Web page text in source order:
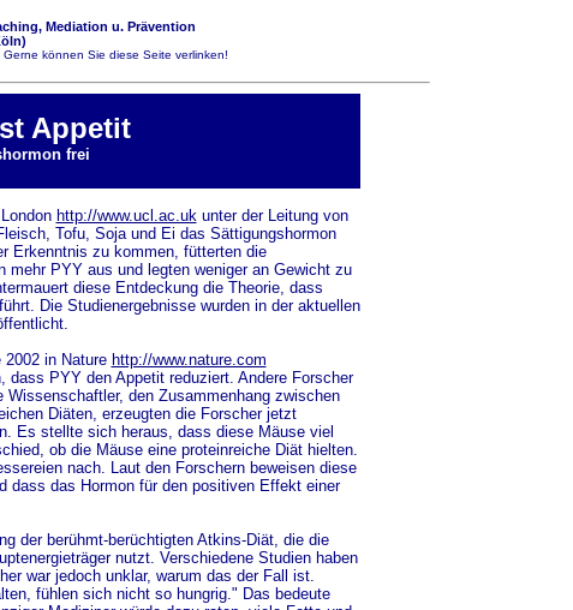
Mediation u. Prävention
können Sie diese Seite verlinken!
Appetit
frei
http://www.ucl.ac.ukunter der Leitung von
Tofu, Soja und Ei das Sättigungshormon
Erkenntnis zu kommen, fütterten die
PYY aus und legten weniger an Gewicht zu
diese Entdeckung die Theorie, dass
Die Studienergebnisse wurden in der aktuellen
in Nature http://www.nature.com
PYY den Appetit reduziert. Andere Forscher
den Zusammenhang zwischen
Diäten, erzeugten die Forscher jetzt
Es stellte sich heraus, dass diese Mäuse viel
ob die Mäuse eine proteinreiche Diät hielten.
nach. Laut den Forschern beweisen diese
dass das Hormon für den positiven Effekt einer
der berühmt-berüchtigten Atkins-Diät, die die
nutzt. Verschiedene Studien haben
war jedoch unklar, warum das der Fall ist.
fühlen sich nicht so hungrig." Das bedeute